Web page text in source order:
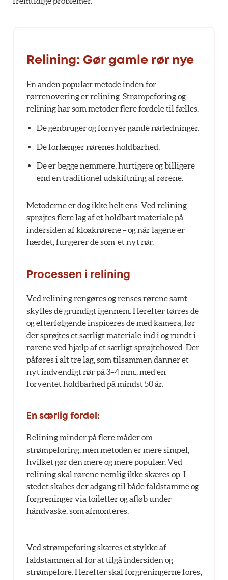
Relining: Gør gamle rør nye
En anden populær metode inden for
rørrenovering er relining. Strømpeforing og
relining har som metoder flere fordele til fælles:
De genbruger og fornyer gamle rørledninger.
De forlænger rørenes holdbarhed.
De er begge nemmere, hurtigere og billigere
end en traditionel udskiftning af rørene.
Metoderne er dog ikke helt ens. Ved relining
sprøjtes flere lag af et holdbart materiale på
indersiden af kloakrørene – og når lagene er
hærdet, fungerer de som et nyt rør.
Processen i relining
Ved relining rengøres og renses rørene samt
skylles de grundigt igennem. Herefter tørres de
og efterfølgende inspiceres de med kamera, før
der sprøjtes et særligt materiale ind i og rundt i
rørene ved hjælp af et særligt sprøjtehoved. Der
påføres i alt tre lag, som tilsammen danner et
nyt indvendigt rør på 3–4 mm., med en
forventet holdbarhed på mindst 50 år.
En særlig fordel:
Relining minder på flere måder om
strømpeforing, men metoden er mere simpel,
hvilket gør den mere og mere populær. Ved
relining skal rørene nemlig ikke skæres op. I
stedet skabes der adgang til både faldstamme og
forgreninger via toiletter og afløb under
håndvaske, som afmonteres.
Ved strømpeforing skæres et stykke af
faldstammen af for at tilgå indersiden og
strømpefore. Herefter skal forgreningerne fores,